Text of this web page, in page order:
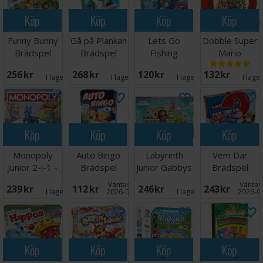
Köp
Funny Bunny
Brädspel
256 SEK I lager: 9
Köp
Gå på Plankan
Brädspel
268 SEK I lager:
Köp
Lets Go
Fishing
120 SEK I lager:
Köp
Dobble Super
Mario
Brädspel
132 SEK I
Köp
Monopoly
Junior 2-i-1 -
239 SEK I lager:
Köp
Auto Bingo
Brädspel
112 SEK Väntas in:
2026-09-30
Köp
Labyrinth
Junior Gabbys
246 SEK I lager: 2
Köp
Vem Där
Brädspel
243 SEK 2026-
Köp Köp Köp Köp